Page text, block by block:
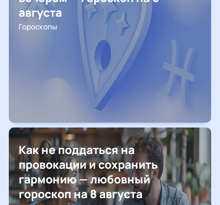
августа
Гороскопы
Как не поддаться на
провокации и сохранить
гармонию — любовный
гороскоп на 8 августа